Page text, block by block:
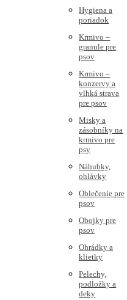
Hygiena a
poriadok
Krmivo –
granule pre
psov
Krmivo –
konzervy a
vlhká strava
pre psov
Misky a
zásobníky na
krmivo pre
psy
Náhubky,
ohlávky
Oblečenie pre
psov
Obojky pre
psov
Ohrádky a
klietky
Pelechy,
podložky a
deky